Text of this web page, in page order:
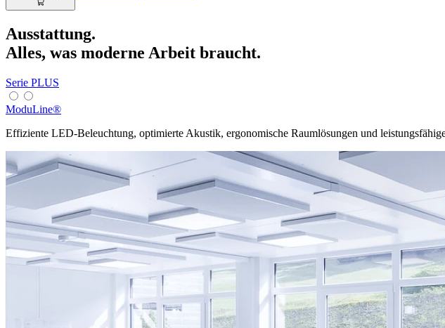
Ausstattung.
Alles, was moderne Arbeit braucht.
Serie PLUS
ModuLine®
Effiziente LED-Beleuchtung, optimierte Akustik, ergonomische Raumlösungen und